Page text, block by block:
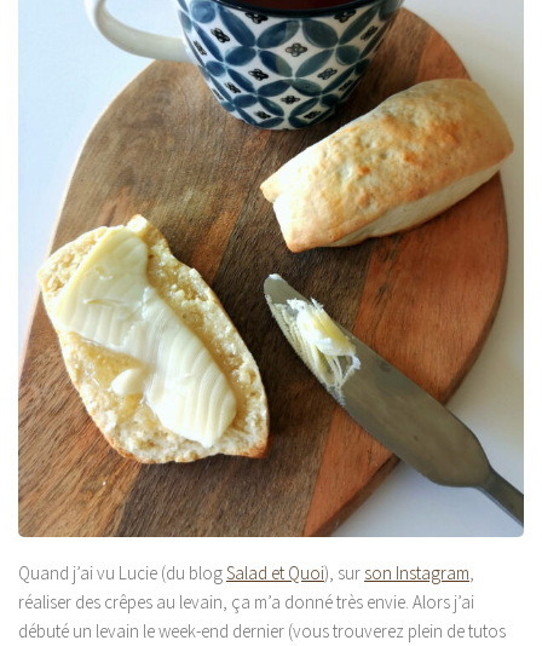
Quand j’ai vu Lucie (du blogSalad et Quoi), sur son Instagram
réaliser des crêpes au levain, ça m’a donné très envie. Alors j’ai
débuté un levain le week-end dernier (vous trouverez plein de tutos